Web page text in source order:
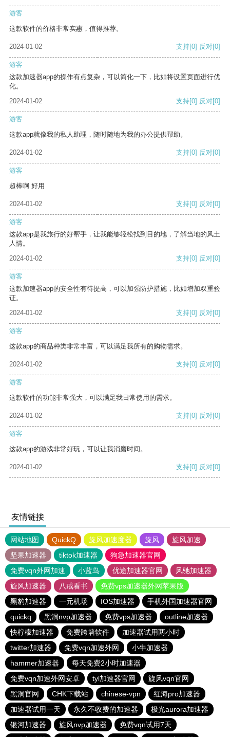
游客
这款软件的价格非常实惠，值得推荐。
2024-01-02 支持[0] 反对[0]
游客
这款加速器app的操作有点复杂，可以简化一下，比如将设置页面进行优
化。
2024-01-02
支持[0] 反对[0]
游客
这款app就像我的私人助理，随时随地为我的办公提供帮助。
2024-01-02 支持[0] 反对[0]
游客
超棒啊 好用
2024-01-02 支持[0] 反对[0]
游客
这款app是我旅行的好帮手，让我能够轻松找到目的地，了解当地的风土
人情。
2024-01-02
支持[0] 反对[0]
游客
这款加速器app的安全性有待提高，可以加强防护措施，比如增加双重验
证。
2024-01-02
支持[0] 反对[0]
游客
这款app的商品种类非常丰富，可以满足我所有的购物需求。
2024-01-02 支持[0] 反对[0]
游客
这款软件的功能非常强大，可以满足我日常使用的需求。
2024-01-02 支持[0] 反对[0]
游客
这款app的游戏非常好玩，可以让我消磨时间。
2024-01-02 支持[0] 反对[0]
友情链接
网站地图 QuickQ 旋风加速度器 旋风
旋风加速
坚果加速器
tiktok加速器
狗急加速器官网
免费vqn外网加速
小蓝鸟 优途加速器官网
风驰加速器
旋风加速器
八戒看书
免费vps加速器外网苹果版
黑豹加速器
一元机场 IOS加速器
手机外国加速器官网
quickq
黑洞nvp加速器 免费vps加速器
outline加速器
快柠檬加速器
免费跨墙软件
加速器试用两小时
twitter加速器
免费vqn加速外网
小牛加速器
hammer加速器
每天免费2小时加速器
免费vqn加速外网安卓
tyl加速器官网
旋风vqn官网
黑洞官网
CHK下载站 chinese-vpn
红海pro加速器
加速器试用一天
永久不收费的加速器
极光aurora加速器
银河加速器
旋风nvp加速器
免费vqn试用7天